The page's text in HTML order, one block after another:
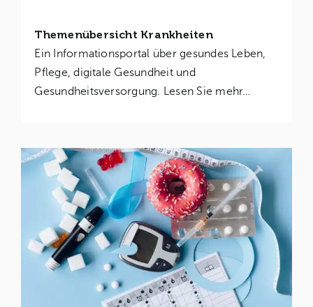
Themenübersicht Krankheiten
Ein Informationsportal über gesundes Leben,
Pflege, digitale Gesundheit und
Gesundheitsversorgung. Lesen Sie mehr…